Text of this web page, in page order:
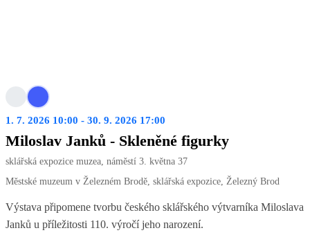
1. 7. 2026 10:00 - 30. 9. 2026 17:00
Miloslav Janků - Skleněné figurky
sklářská expozice muzea, náměstí 3. května 37
Městské muzeum v Železném Brodě, sklářská expozice, Železný Brod
Výstava připomene tvorbu českého sklářského výtvarníka Miloslava
Janků u příležitosti 110. výročí jeho narození.